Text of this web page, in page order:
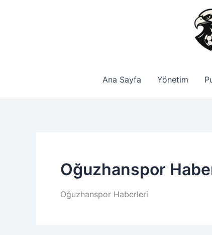
Ana Sayfa Yönetim
Oğuzhanspor
Oğuzhanspor Haberleri